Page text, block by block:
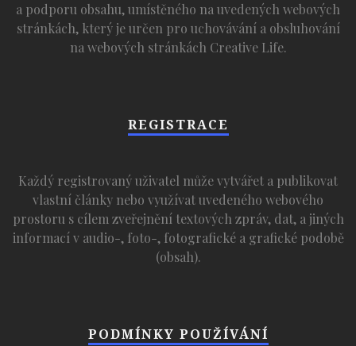
a podporu obsahu, umístěného na uvedených webových
stránkách, který je určen pro uchovávání a obsluhování
na webových stránkách Creative Life.
REGISTRACE
Každý registrovaný uživatel může vytvářet a publikovat
vlastní články nebo využívat uvedeného webového
prostoru s cílem zveřejnění textových zpráv, dat, a jiných
informací v audio-, foto-, fotografické a grafické podobě
(obsah).
PODMÍNKY POUŽÍVÁNÍ